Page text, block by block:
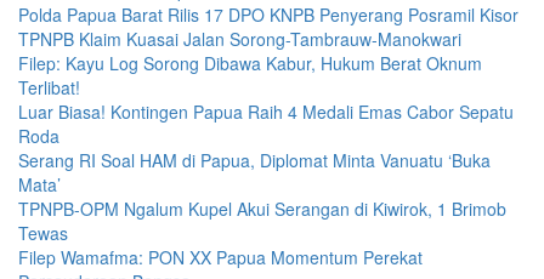
Polda Papua Barat Rilis 17 DPO KNPB Penyerang Posramil Kisor
TPNPB Klaim Kuasai Jalan Sorong-Tambrauw-Manokwari
Filep: Kayu Log Sorong Dibawa Kabur, Hukum Berat Oknum
Terlibat!
Luar Biasa! Kontingen Papua Raih 4 Medali Emas Cabor Sepatu
Roda
Serang RI Soal HAM di Papua, Diplomat Minta Vanuatu ‘Buka
Mata’
TPNPB-OPM Ngalum Kupel Akui Serangan di Kiwirok, 1 Brimob
Tewas
Filep Wamafma: PON XX Papua Momentum Perekat